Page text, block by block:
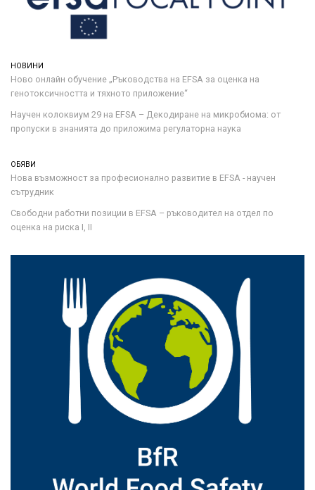
НОВИНИ
Ново онлайн обучение „Ръководства на ЕFSA за оценка на
генотоксичността и тяхното приложение“
Научен колоквиум 29 на EFSA – Декодиране на микробиома: от
пропуски в знанията до приложима регулаторна наука
ОБЯВИ
Нова възможност за професионално развитие в EFSA - научен
сътрудник
Свободни работни позиции в EFSA – ръководител на отдел по
оценка на риска I, II